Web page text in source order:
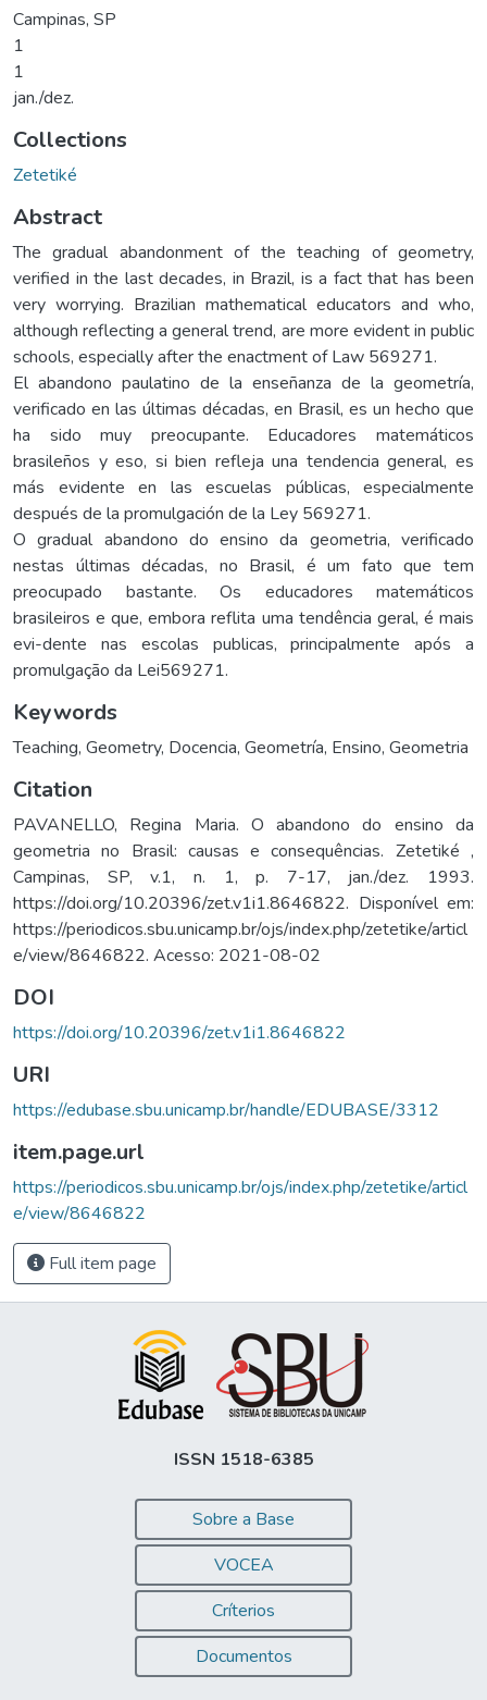
Campinas, SP
1
1
jan./dez.
Collections
Zetetiké
Abstract
The gradual abandonment of the teaching of geometry,
verified in the last decades, in Brazil, is a fact that has been
very worrying. Brazilian mathematical educators and who,
although reflecting a general trend, are more evident in public
schools, especially after the enactment of Law 569271.
El abandono paulatino de la enseñanza de la geometría,
verificado en las últimas décadas, en Brasil, es un hecho que
ha sido muy preocupante. Educadores matemáticos
brasileños y eso, si bien refleja una tendencia general, es
más evidente en las escuelas públicas, especialmente
después de la promulgación de la Ley 569271.
O gradual abandono do ensino da geometria, verificado
nestas últimas décadas, no Brasil, é um fato que tem
preocupado bastante. Os educadores matemáticos
brasileiros e que, embora reflita uma tendência geral, é mais
evi-dente nas escolas publicas, principalmente após a
promulgação da Lei569271.
Keywords
Teaching, Geometry, Docencia, Geometría, Ensino, Geometria
Citation
PAVANELLO, Regina Maria. O abandono do ensino da
geometria no Brasil: causas e consequências. Zetetiké ,
Campinas, SP, v.1, n. 1, p. 7-17, jan./dez. 1993.
https://doi.org/10.20396/zet.v1i1.8646822. Disponível em:
https://periodicos.sbu.unicamp.br/ojs/index.php/zetetike/articl
e/view/8646822. Acesso: 2021-08-02
DOI
https://doi.org/10.20396/zet.v1i1.8646822
URI
https://edubase.sbu.unicamp.br/handle/EDUBASE/3312
item.page.url
https://periodicos.sbu.unicamp.br/ojs/index.php/zetetike/articl
e/view/8646822
Full item page
ISSN 1518-6385
Sobre a Base
VOCEA
Críterios
Documentos